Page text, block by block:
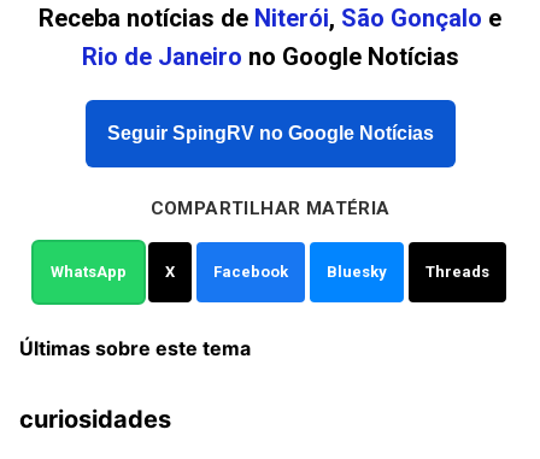
Receba notícias de Niterói, São Gonçalo e
Rio de Janeiro no Google Notícias
Seguir SpingRV no Google Notícias
COMPARTILHAR MATÉRIA
WhatsApp X Facebook Bluesky Threads
Últimas sobre este tema
curiosidades